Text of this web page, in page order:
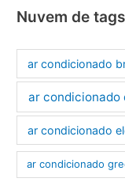
Nuvem de tags
ar condicionado
ar condicionado
ar condicionado
ar condicionado